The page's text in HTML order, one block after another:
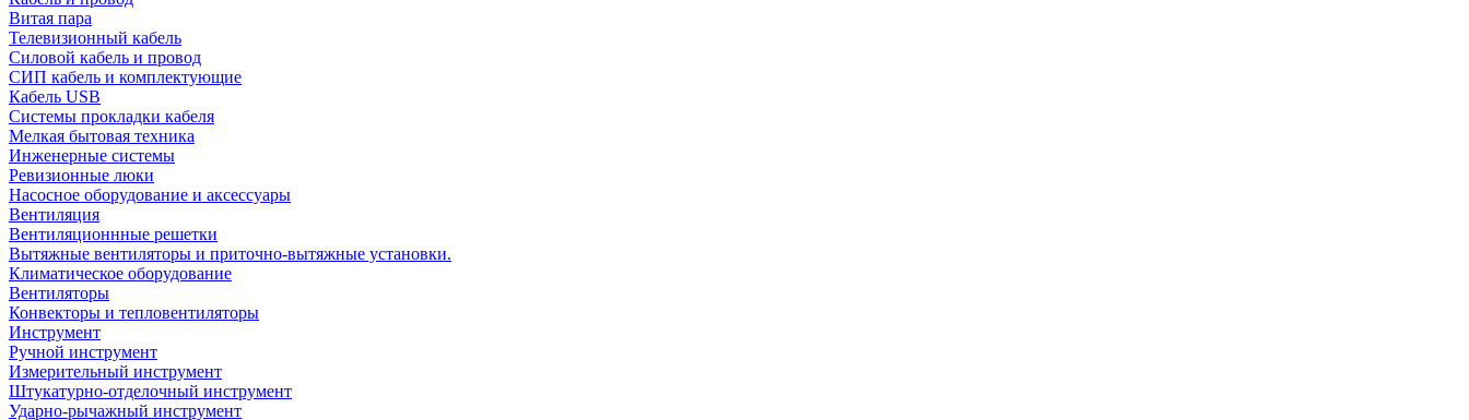
Витая пара
Телевизионный кабель
Силовой кабель и провод
СИП кабель и комплектующие
Кабель USB
Системы прокладки кабеля
Мелкая бытовая техника
Инженерные системы
Ревизионные люки
Насосное оборудование и аксессуары
Вентиляция
Вентиляционнные решетки
Вытяжные вентиляторы и приточно-вытяжные установки.
Климатическое оборудование
Вентиляторы
Конвекторы и тепловентиляторы
Инструмент
Ручной инструмент
Измерительный инструмент
Штукатурно-отделочный инструмент
Ударно-рычажный инструмент